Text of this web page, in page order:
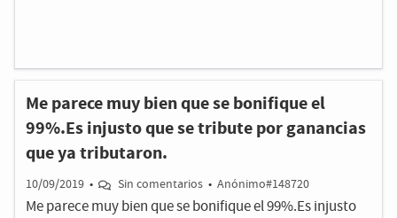
Me parece muy bien que se bonifique el
99%.Es injusto que se tribute por ganancias
que ya tributaron.
10/09/2019 • Sin comentarios • Anónimo#148720
Me parece muy bien que se bonifique el 99%.Es injusto